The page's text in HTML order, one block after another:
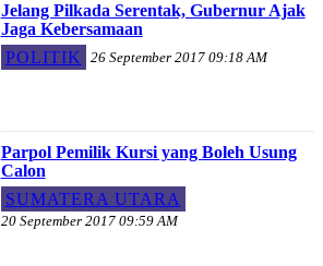
Jelang Pilkada Serentak, Gubernur Ajak
Jaga Kebersamaan
POLITIK
26 September 2017 09:18 AM
Parpol Pemilik Kursi yang Boleh Usung
Calon
SUMATERA UTARA
20 September 2017 09:59 AM